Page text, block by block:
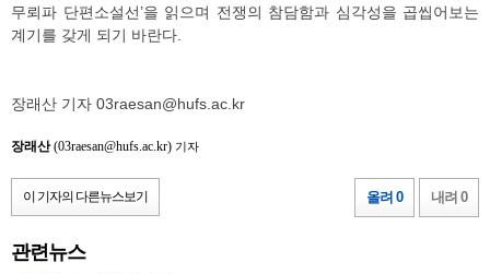
무뢰파 단편소설선’을 읽으며 전쟁의 참담함과 심각성을 곱씹어보는
계기를 갖게 되기 바란다.
장래산 기자 03raesan@hufs.ac.kr
장래산(03raesan@hufs.ac.kr) 기자
이 기자의 다른뉴스보기 올려 0 내려 0
관련뉴스